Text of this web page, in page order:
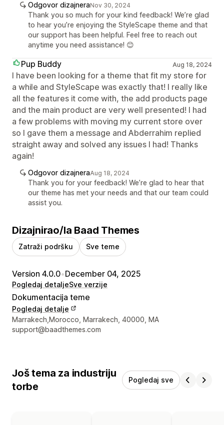
Odgovor dizajneraNov 30, 2024
Thank you so much for your kind feedback! We’re glad
to hear you’re enjoying the StyleScape theme and that
our support has been helpful. Feel free to reach out
anytime you need assistance! 😊
Pup Buddy Aug 18, 2024
I have been looking for a theme that fit my store for
a while and StyleScape was exactly that! I really like
all the features it come with, the add products page
and the main product are very well presented! I had
a few problems with moving my current store over
so I gave them a message and Abderrahim replied
straight away and solved any issues I had! Thanks
again!
Odgovor dizajneraAug 18, 2024
Thank you for your feedback! We’re glad to hear that
our theme has met your needs and that our team could
assist you.
Dizajnirao/la Baad Themes
Zatraži podršku Sve teme
Version 4.0.0•December 04, 2025
Pogledaj detaljeSve verzije
Dokumentacija teme
Pogledaj detalje
Podaci za kontakt dizajnera
Marrakech,Morocco, Marrakech, 40000, MA
support@baadthemes.com
Još tema za industriju
torbe
Pogledaj sve